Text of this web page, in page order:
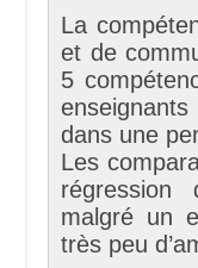
La
et de
5
dans une
Les
régression
malgré un
très peu